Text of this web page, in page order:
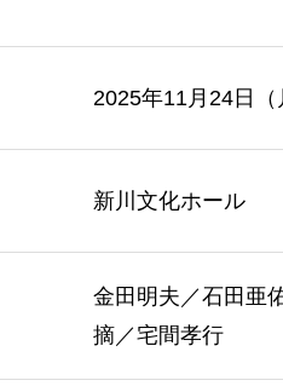
2025年11月24日（
新川文化ホール
金田明夫／石田亜
摘／宅間孝行